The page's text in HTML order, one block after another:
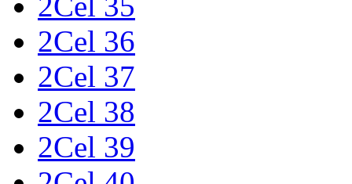
2Cel 36
2Cel 37
2Cel 38
2Cel 39